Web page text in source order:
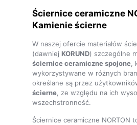
Ściernice ceramiczne
Kamienie ścierne
W naszej ofercie materiałów
(dawniej KORUND) szczególne
ściernice ceramiczne spojone,
wykorzystywane w różnych
określane są przez
ścierne, ze względu na ich
wszechstronność.
Ściernice ceramiczne NORTON